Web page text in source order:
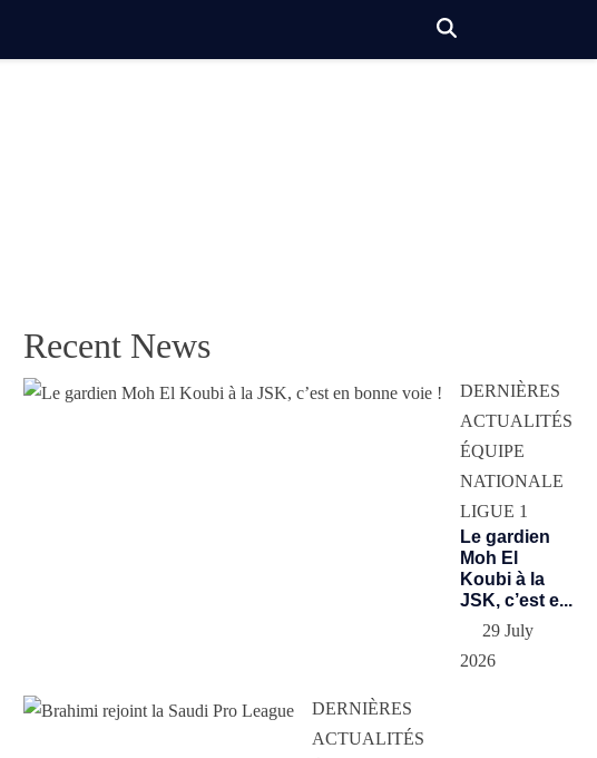
Recent News
DERNIÈRES
ACTUALITÉS
ÉQUIPE
NATIONALE
LIGUE 1
Le gardien
Moh El
Koubi à la
JSK, c’est e...
29 July
2026
DERNIÈRES
ACTUALITÉS